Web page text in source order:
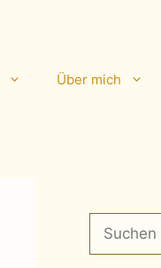
Über mich
Suchen
nach: